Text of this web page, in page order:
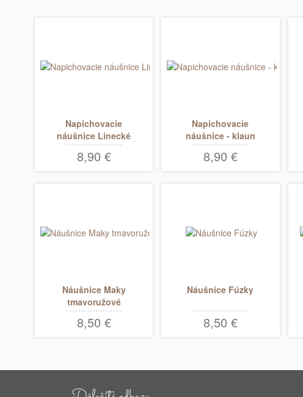
Napichovacie
náušnice Linecké
koláčiky
8,90 €
Napichovacie
náušnice - klaun
očkatý
8,90 €
Náušnice Maky
tmavoružové
8,50 €
Náušnice Fúzky
8,50 €